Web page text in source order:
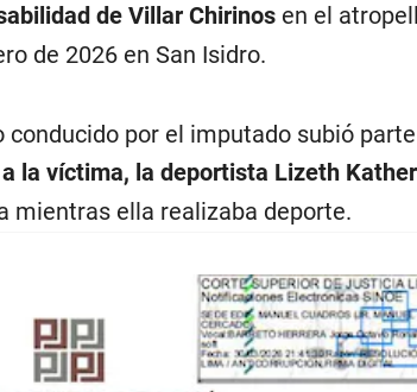
de Villar Chirinosen el
de 2026 en San Isidro.
por el imputado subió
la víctima, la deportista Lizeth
mientras ella realizaba deporte.